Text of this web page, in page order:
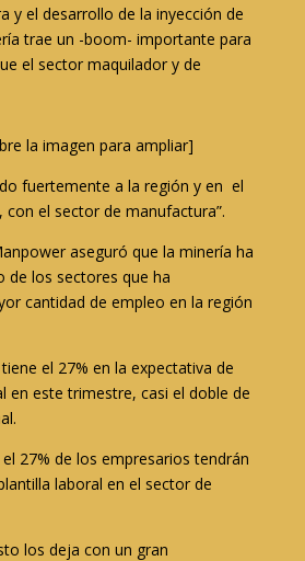
y el desarrollo de la inyección de
trae un -boom- importante para
el sector maquilador y de
la imagen para ampliar]
fuertemente a la región y en el
con el sector de manufactura”.
aseguró que la minería ha
de los sectores que ha
cantidad de empleo en la región
el 27% en la expectativa de
en este trimestre, casi el doble de
27% de los empresarios tendrán
laboral en el sector de
los deja con un gran